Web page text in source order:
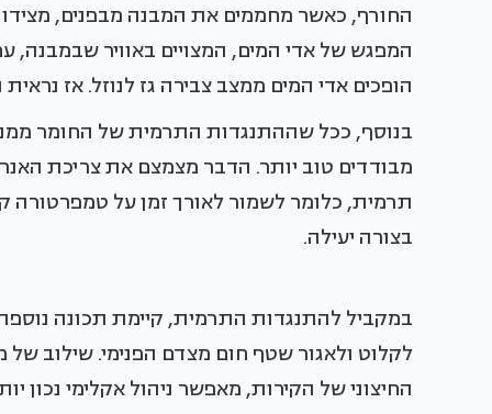
החורף, כאשר מחממים את המבנה מבפנים, מצידו
המפגש של אדי המים, המצויים באוויר שבמבנה,
הופכים אדי המים ממצב צבירה גז לנוזל. אז
בנוסף, ככל שההתנגדות התרמית של החומר
מבודדים טוב יותר. הדבר מצמצם את צריכת
בצורה יעילה.
במקביל להתנגדות התרמית, קיימת תכונה
לקלוט ולאגור שטף חום מצדם הפנימי. שילוב
החיצוני של הקירות, מאפשר ניהול אקלימי נכון